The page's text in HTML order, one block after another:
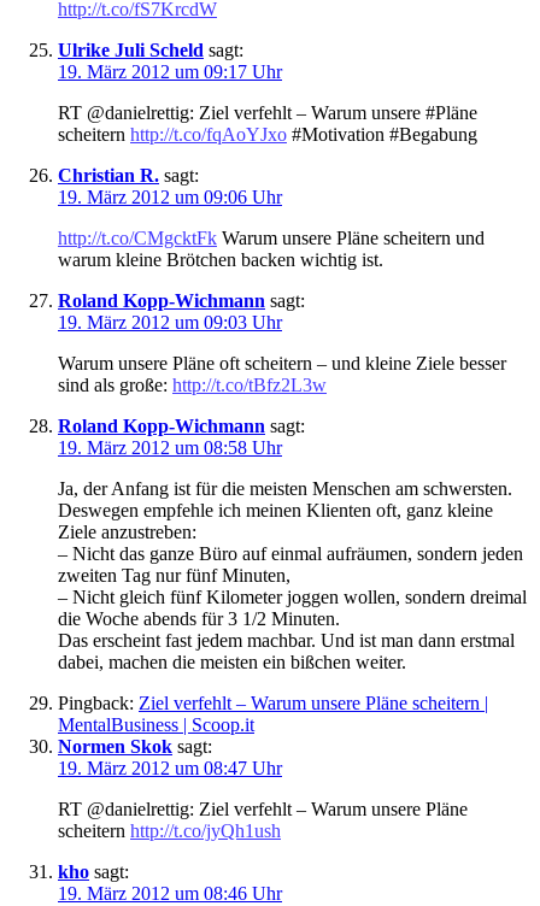
http://t.co/fS7KrcdW
Ulrike Juli Scheld sagt:
19. März 2012 um 09:17 Uhr
RT @danielrettig: Ziel verfehlt – Warum unsere #Pläne
scheitern http://t.co/fqAoYJxo #Motivation #Begabung
Christian R. sagt:
19. März 2012 um 09:06 Uhr
http://t.co/CMgcktFk Warum unsere Pläne scheitern und
warum kleine Brötchen backen wichtig ist.
Roland Kopp-Wichmann sagt:
19. März 2012 um 09:03 Uhr
Warum unsere Pläne oft scheitern – und kleine Ziele besser
sind als große: http://t.co/tBfz2L3w
Roland Kopp-Wichmann sagt:
19. März 2012 um 08:58 Uhr
Ja, der Anfang ist für die meisten Menschen am schwersten.
Deswegen empfehle ich meinen Klienten oft, ganz kleine
Ziele anzustreben:
– Nicht das ganze Büro auf einmal aufräumen, sondern jeden
zweiten Tag nur fünf Minuten,
– Nicht gleich fünf Kilometer joggen wollen, sondern dreimal
die Woche abends für 3 1/2 Minuten.
Das erscheint fast jedem machbar. Und ist man dann erstmal
dabei, machen die meisten ein bißchen weiter.
Pingback: Ziel verfehlt – Warum unsere Pläne scheitern |
MentalBusiness | Scoop.it
Normen Skok sagt:
19. März 2012 um 08:47 Uhr
RT @danielrettig: Ziel verfehlt – Warum unsere Pläne
scheitern http://t.co/jyQh1ush
kho sagt:
19. März 2012 um 08:46 Uhr